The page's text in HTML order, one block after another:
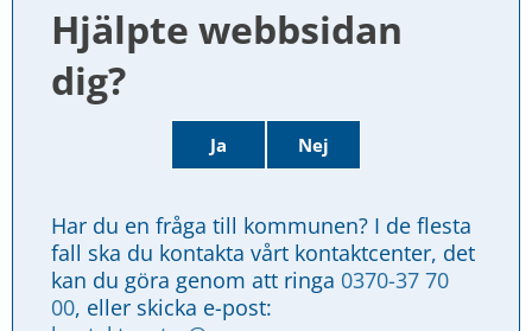
Hjälpte webbsidan
dig?
Ja Nej
Har du en fråga till kommunen? I de flesta
fall ska du kontakta vårt kontaktcenter, det
kan du göra genom att ringa 0370-37 70
00